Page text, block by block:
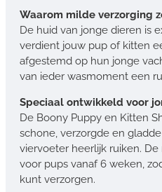
Waarom milde verzorging
De huid van jonge dieren is
verdient jouw pup of kitten
afgestemd op hun jonge
van ieder wasmoment een
Speciaal ontwikkeld voor
De Boony Puppy en Kitten
schone, verzorgde en
viervoeter heerlijk ruiken.
voor pups vanaf 6 weken,
kunt verzorgen.